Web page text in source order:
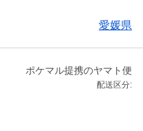
愛媛県
ポケマル提携のヤマト便
配送区分: